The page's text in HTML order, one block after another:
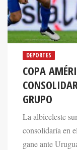
DEPORTES
COPA
GRUPO
La albiceleste
consolidaría en
gane ante